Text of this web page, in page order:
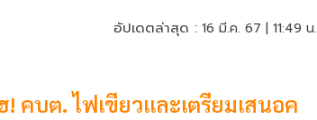
อัปเดตล่าสุด : 16 มี.ค. 67 | 11:49 น.
คบต. ไฟเขียวและเตรียมเสนอค